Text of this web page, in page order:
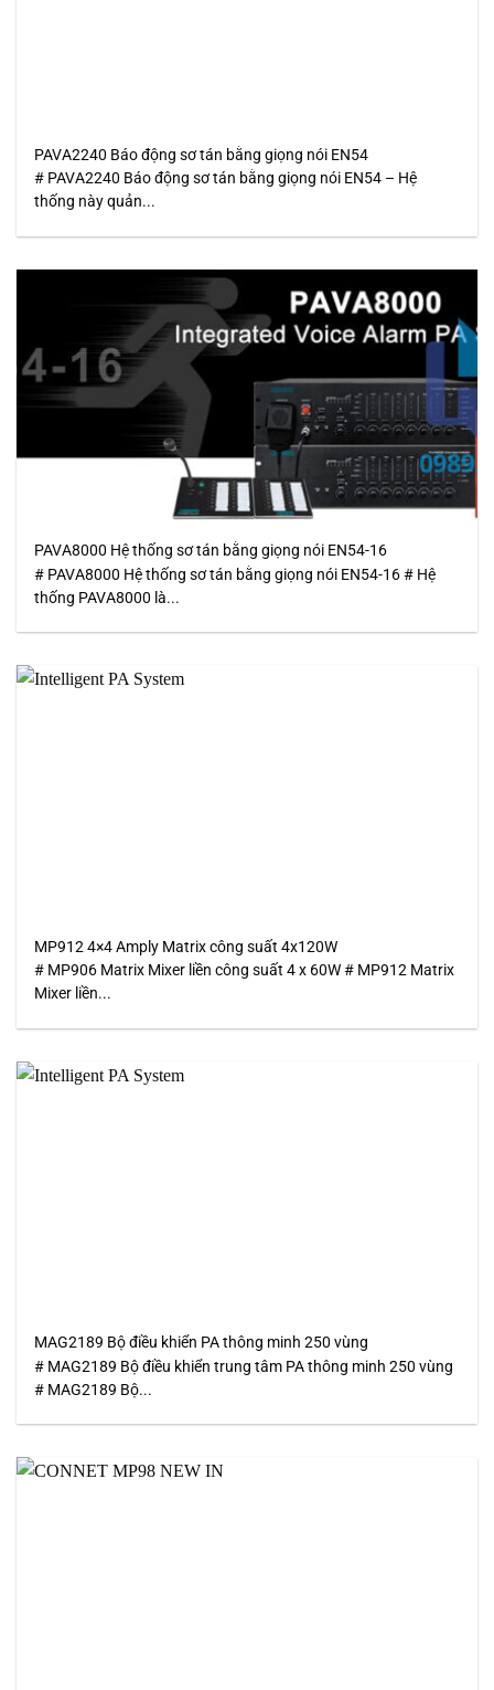
PAVA2240 Báo động sơ tán bằng giọng nói EN54
# PAVA2240 Báo động sơ tán bằng giọng nói EN54 – Hệ
thống này quản...
PAVA8000 Hệ thống sơ tán bằng giọng nói EN54-16
# PAVA8000 Hệ thống sơ tán bằng giọng nói EN54-16 # Hệ
thống PAVA8000 là...
MP912 4×4 Amply Matrix công suất 4x120W
# MP906 Matrix Mixer liền công suất 4 x 60W # MP912 Matrix
Mixer liền...
MAG2189 Bộ điều khiển PA thông minh 250 vùng
# MAG2189 Bộ điều khiển trung tâm PA thông minh 250 vùng
# MAG2189 Bộ...